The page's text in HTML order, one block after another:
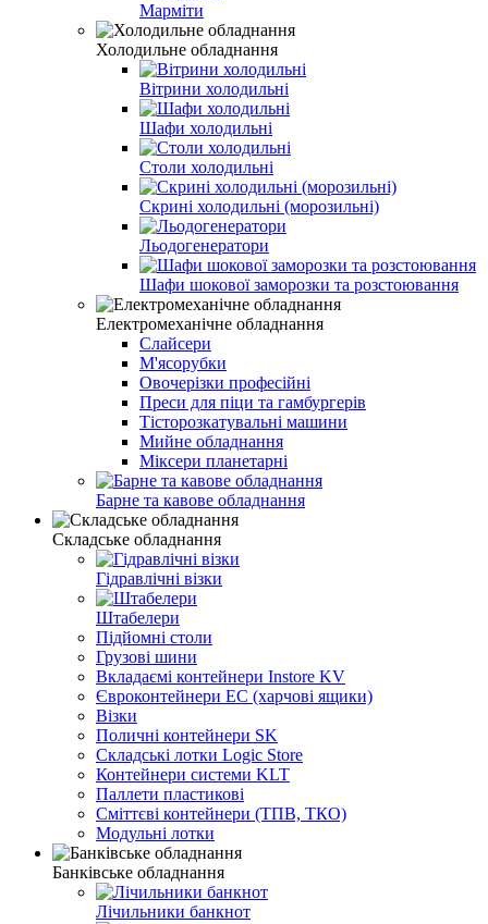
Марміти
Холодильне обладнання
Вітрини холодильні
Шафи холодильні
Столи холодильні
Скрині холодильні (морозильні)
Льодогенератори
Шафи шокової заморозки та розстоювання
Електромеханічне обладнання
Слайсери
М'ясорубки
Овочерізки професійні
Преси для піци та гамбургерів
Тісторозкатувальні машини
Мийне обладнання
Міксери планетарні
Барне та кавове обладнання
Складське обладнання
Гідравлічні візки
Штабелери
Підйомні столи
Грузові шини
Вкладаємі контейнери Instore KV
Євроконтейнери EC (харчові ящики)
Візки
Поличні контейнери SK
Складські лотки Logic Store
Контейнери системи KLT
Паллети пластикові
Сміттєві контейнери (ТПВ, ТКО)
Модульні лотки
Банківське обладнання
Лічильники банкнот